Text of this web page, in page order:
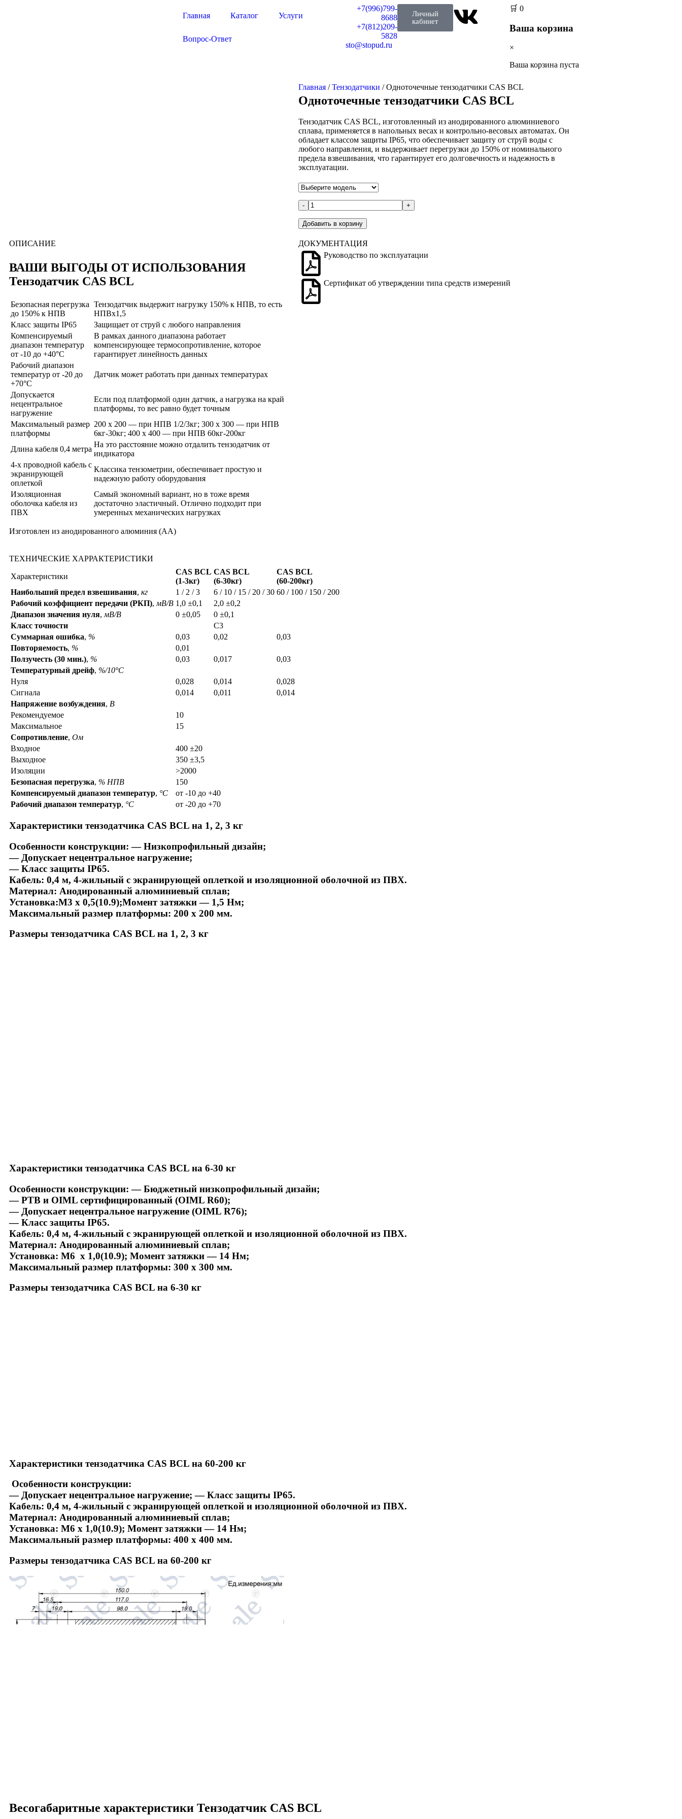
Главная Каталог Услуги
Вопрос-Ответ
+7(996)799-
8688
+7(812)209-
5828
sto@stopud.ru
Личный
кабинет
🛒 0
Ваша корзина
×
Ваша корзина пуста
Главная /Тензодатчики / Одноточечные тензодатчики CAS BCL
Одноточечные тензодатчики CAS BCL
Тензодатчик CAS BCL, изготовленный из анодированного алюминиевого
сплава, применяется в напольных весах и контрольно-весовых автоматах. Он
обладает классом защиты IP65, что обеспечивает защиту от струй воды с
любого направления, и выдерживает перегрузки до 150% от номинального
предела взвешивания, что гарантирует его долговечность и надежность в
эксплуатации.
- +
Добавить в корзину
ОПИСАНИЕ
ВАШИ ВЫГОДЫ ОТ ИСПОЛЬЗОВАНИЯ
Тензодатчик CAS BCL
Безопасная перегрузка
до 150% к НПВ
Тензодатчик выдержит нагрузку 150% к НПВ, то есть
НПВх1,5
Класс защиты IP65
Защищает от струй с любого направления
Компенсируемый
диапазон температур
от -10 до +40°C
В рамках данного диапазона работает
компенсирующее термосопротивление, которое
гарантирует линейность данных
Рабочий диапазон
температур от -20 до
+70°C
Датчик может работать при данных температурах
Допускается
нецентральное
нагружение
Если под платформой один датчик, а нагрузка на край
платформы, то вес равно будет точным
Максимальный размер
платформы
200 х 200 — при НПВ 1/2/3кг; ­300 х 300 — при НПВ
6кг-30кг; 400 х 400 — при НПВ 60кг-200кг
Длина кабеля 0,4 метра
На это расстояние можно отдалить тензодатчик от
индикатора
4-х проводной кабель с
экранирующей
оплеткой
Классика тензометрии, обеспечивает простую и
надежную работу оборудования
Изоляционная
оболочка кабеля из
ПВХ
Самый экономный вариант, но в тоже время
достаточно эластичный. Отлично подходит при
умеренных механических нагрузках
Изготовлен из анодированного алюминия (АА)
ДОКУМЕНТАЦИЯ
Руководство по эксплуатации
Сертификат об утверждении типа средств измерений
ТЕХНИЧЕСКИЕ ХАРРАКТЕРИСТИКИ
Характеристики
CAS BCL
(1-3кг)
CAS BCL
(6-30кг)
CAS BCL
(60-200кг)
Наибольший предел взвешивания, кг 1 / 2 / 3 6 / 10 / 15 / 20 / 30 60 / 100 / 150 / 200
Рабочий коэффициент передачи (РКП), мВ/В 1,0 ±0,1
2,0 ±0,2
Диапазон значения нуля, мВ/В 0 ±0,05
0 ±0,1
Класс точности
C3
Суммарная ошибка, % 0,03 0,02
0,03
Повторяемость, %
0,01
Ползучесть (30 мин.), % 0,03 0,017
0,03
Температурный дрейф, %/10°C
Нуля
0,028 0,014
0,028
Сигнала
0,014 0,011
0,014
Напряжение возбуждения, В
Рекомендуемое
10
Максимальное
15
Сопротивление, Ом
Входное
400 ±20
Выходное
350 ±3,5
Изоляции
>2000
Безопасная перегрузка, % НПВ
150
Компенсируемый диапазон температур, °C
от -10 до +40
Рабочий диапазон температур, °C от -20 до +70
Характеристики тензодатчика CAS BCL на 1, 2, 3 кг
Особенности конструкции: — Низкопрофильный дизайн;
— Допускает нецентральное нагружение;
— Класс защиты IP65.
Кабель: 0,4 м, 4-жильный с экранирующей оплеткой и изоляционной оболочной из ПВХ.
Материал: Анодированный алюминиевый сплав;
Установка:M3 х 0,5(10.9);Момент затяжки — 1,5 Нм;
Максимальный размер платформы: 200 х 200 мм.
Размеры тензодатчика CAS BCL на 1, 2, 3 кг
Характеристики тензодатчика CAS BCL на 6-30 кг
Особенности конструкции: — Бюджетный низкопрофильный дизайн;
— РТВ и OIML сертифицированный (OIML R60);
— Допускает нецентральное нагружение (OIML R76);
— Класс защиты IP65.
Кабель: 0,4 м, 4-жильный с экранирующей оплеткой и изоляционной оболочной из ПВХ.
Материал: Анодированный алюминиевый сплав;
Установка: M6 х 1,0(10.9); Момент затяжки — 14 Нм;
Максимальный размер платформы: 300 х 300 мм.
Размеры тензодатчика CAS BCL на 6-30 кг
Характеристики тензодатчика CAS BCL на 60-200 кг
Особенности конструкции:
— Допускает нецентральное нагружение; — Класс защиты IP65.
Кабель: 0,4 м, 4-жильный с экранирующей оплеткой и изоляционной оболочной из ПВХ.
Материал: Анодированный алюминиевый сплав;
Установка: M6 х 1,0(10.9); Момент затяжки — 14 Нм;
Максимальный размер платформы: 400 х 400 мм.
Размеры тензодатчика CAS BCL на 60-200 кг
Весогабаритные характеристики Тензодатчик CAS BCL